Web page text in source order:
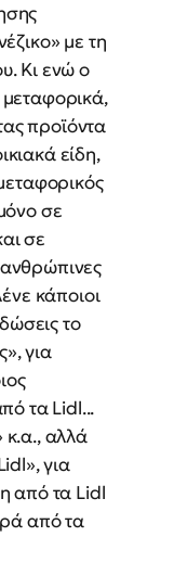
με τη
Κι ενώ ο
προϊόντα
είδη,
σε
σε
κάποιοι
το
για
τα Lidl...
κ.α., αλλά
για
από τα Lidl
από τα